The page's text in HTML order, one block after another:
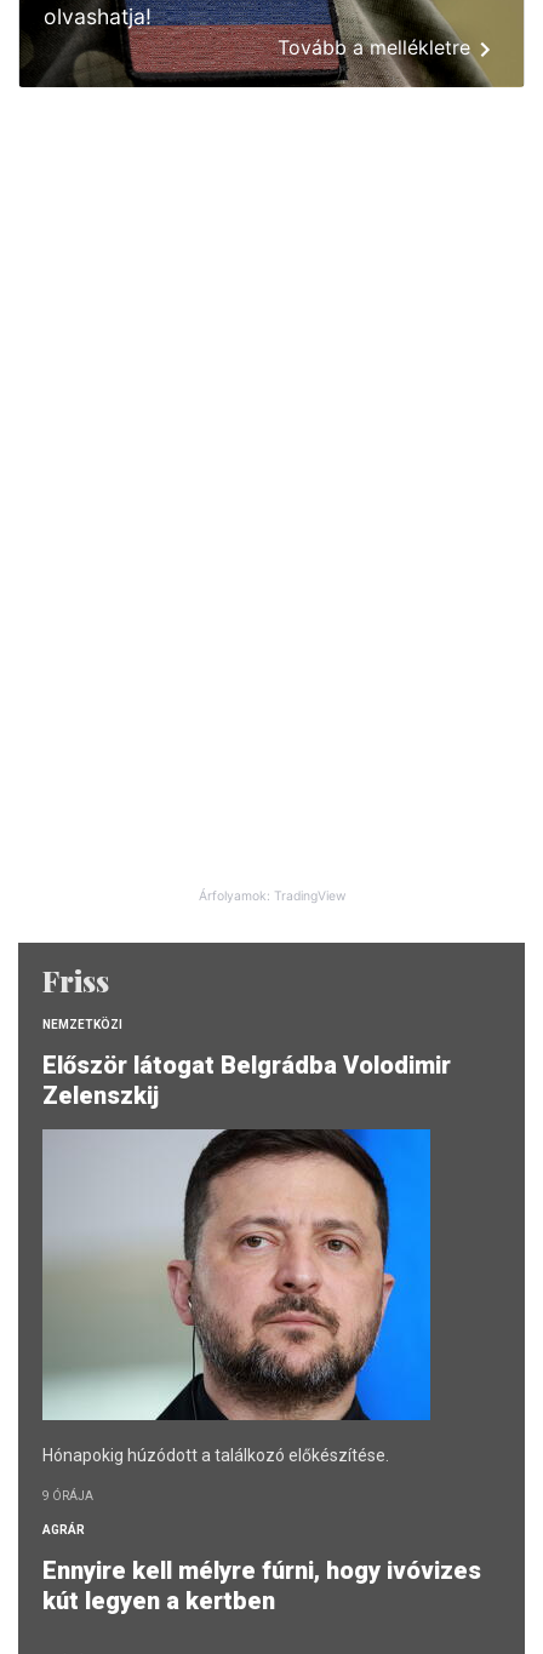
olvashatja!
Tovább a mellékletre
Árfolyamok: TradingView
Friss
NEMZETKÖZI
Először látogat Belgrádba Volodimir
Zelenszkij
Hónapokig húzódott a találkozó előkészítése.
9 ÓRÁJA
AGRÁR
Ennyire kell mélyre fúrni, hogy ivóvizes
kút legyen a kertben